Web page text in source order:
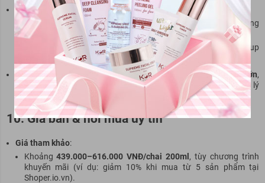
So với Klairs Gentle Black Deep Cleansing Oil
Usolab
: Dung tích lớn hơn (200ml so với 150ml), giá tương
đương, công thức đa năng với dưỡng ẩm và chống lão hóa.
: Kết cấu nhẹ, lành tính, nhưng hiệu quả làm sạch makeup
đậm kém hơn một chút.
Kết luận: Usolab Bio Deep Cleansing Oil nổi bật ởdung tích lớn,
công nghệ Exosome
, và phù hợp da nhạy cảm
, là lựa chọn lý
tưởng cho người muốn làm sạch sâu và dưỡng da đồng thời.
10. Giá bán & nơi mua uy tín
Giá tham khảo:
Khoảng439.000–616.000 VNĐ/chai 200ml, tùy chương trình
khuyến mãi (ví dụ: giảm 10% khi mua từ 5 sản phẩm tại
Shoper.io.vn).